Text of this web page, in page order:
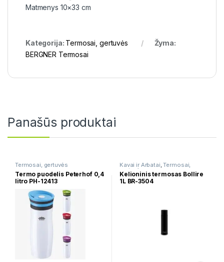
Matmenys 10×33 cm
Kategorija: Termosai, gertuvės
Žyma:
BERGNER Termosai
Panašūs produktai
Termosai, gertuvės
Termo puodelis Peterhof 0,4
litro PH-12413
Kavai ir Arbatai,Termosai,
gertuvės
Kelioninis termosas Bollire
1L BR-3504